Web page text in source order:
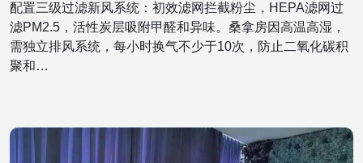
配置三级过滤新风系统：初效滤网拦截粉尘，HEPA滤网过
滤PM2.5，活性炭层吸附甲醛和异味。桑拿房因高温高湿，
需独立排风系统，每小时换气不少于10次，防止二氧化碳积
聚和…